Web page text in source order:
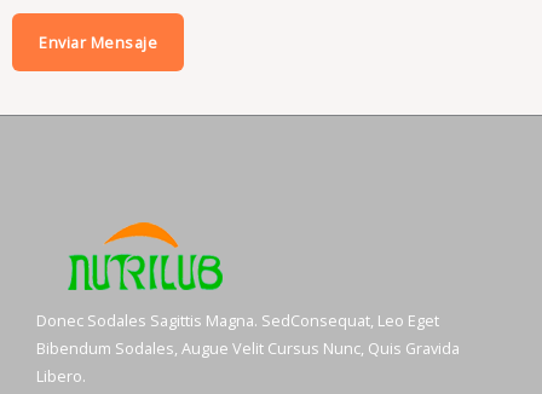
j
Enviar Mensaje
Donec Sodales Sagittis Magna. SedConsequat, Leo Eget
Bibendum Sodales, Augue Velit Cursus Nunc, Quis Gravida
Libero.